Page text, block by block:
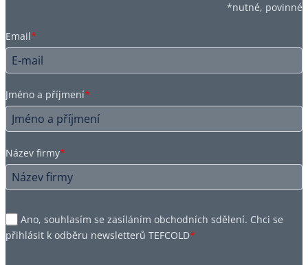
*nutné, povinné
Email*
Jméno a příjmení*
Název firmy*
Ano, souhlasím se zasíláním obchodních sdělení. Chci se
přihlásit k odběru newsletterů TEFCOLD*